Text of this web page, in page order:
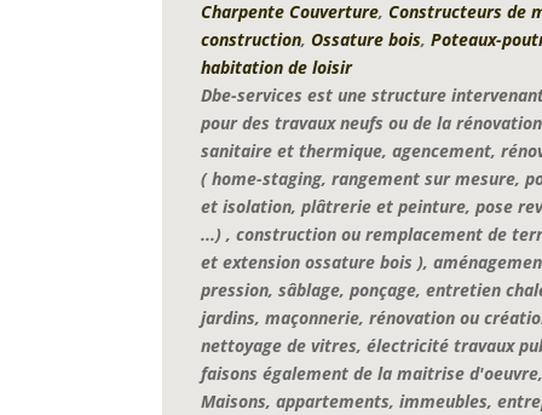
Charpente Couverture,Constructeurs de
construction,Ossature bois,Poteaux-
habitation de loisir
Dbe-services est une structure
pour des travaux neufs ou de la
sanitaire et thermique, agencement,
( home-staging, rangement sur mesure,
et isolation, plâtrerie et peinture, pose
...) , construction ou remplacement de
et extension ossature bois ),
pression, sâblage, ponçage, entretien
jardins, maçonnerie, rénovation ou
nettoyage de vitres, électricité travaux
faisons également de la maitrise
Maisons, appartements, immeubles,